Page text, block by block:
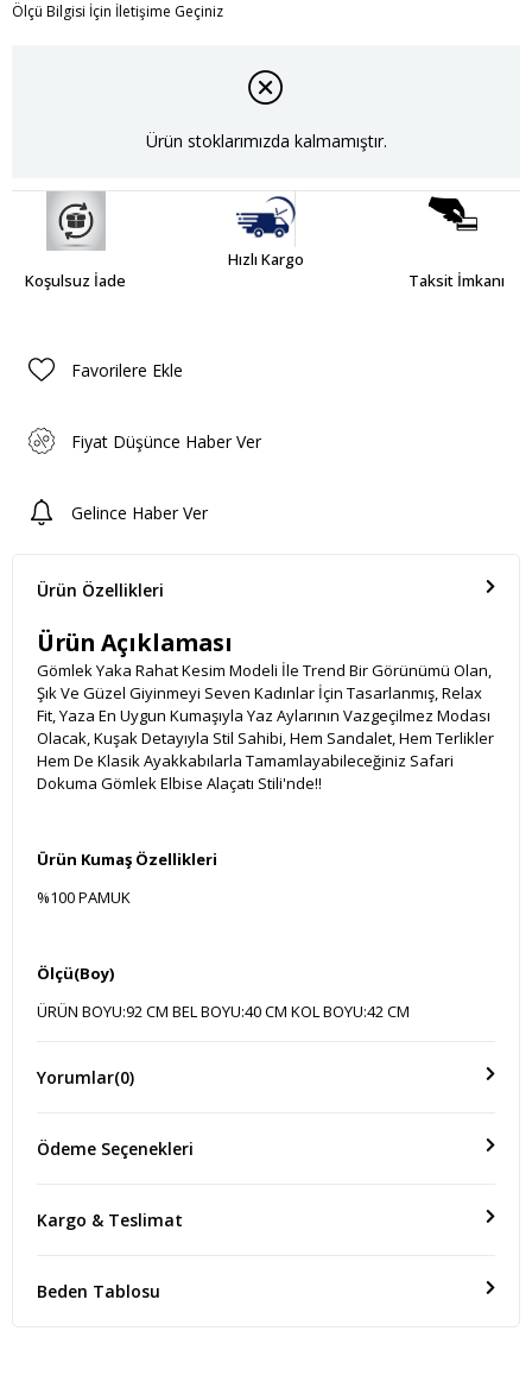
Ölçü Bilgisi İçin İletişime Geçiniz
Ürün stoklarımızda kalmamıştır.
Koşulsuz İade
Hızlı Kargo
Taksit İmkanı
Favorilere Ekle
Fiyat Düşünce Haber Ver
Gelince Haber Ver
Ürün Özellikleri
Ürün Açıklaması
Gömlek Yaka Rahat Kesim Modeli İle Trend Bir Görünümü Olan,
Şık Ve Güzel Giyinmeyi Seven Kadınlar İçin Tasarlanmış, Relax
Fit, Yaza En Uygun Kumaşıyla Yaz Aylarının Vazgeçilmez Modası
Olacak, Kuşak Detayıyla Stil Sahibi, Hem Sandalet, Hem Terlikler
Hem De Klasik Ayakkabılarla Tamamlayabileceğiniz Safari
Dokuma Gömlek Elbise Alaçatı Stili'nde!!
Ürün Kumaş Özellikleri
%100 PAMUK
Ölçü(Boy)
ÜRÜN BOYU:92 CM BEL BOYU:40 CM KOL BOYU:42 CM
Yorumlar(0)
Ödeme Seçenekleri
Kargo & Teslimat
Beden Tablosu